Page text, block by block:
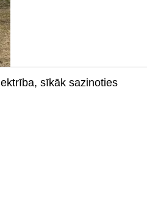
sīkāk sazinoties